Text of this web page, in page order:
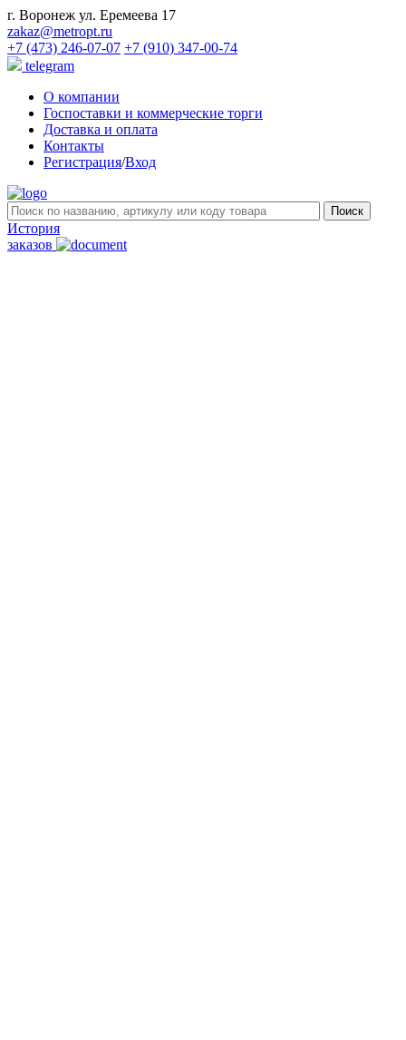
г. Воронеж ул. Еремеева 17
zakaz@metropt.ru
+7 (473) 246-07-07 +7 (910) 347-00-74
telegram
О компании
Госпоставки и коммерческие торги
Доставка и оплата
Контакты
Регистрация/Вход
История
заказов